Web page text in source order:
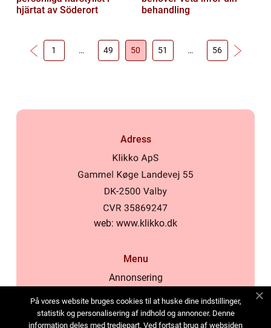
hjärtat av Söderort
behandling
1 … 49 50 51 … 56
Adress
web: www.klikko.dk
Menu
Annonsering
Cookies
På vores website bruges cookies til at huske dine indstillinger,
statistik og personalisering af indhold og annoncer. Denne
information deles med tredjepart. Ved fortsat brug af websiden